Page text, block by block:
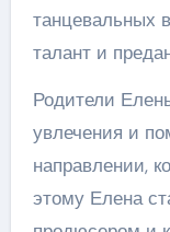
танцевальных
талант и
Родители
увлечения и
направлении,
этому Елена